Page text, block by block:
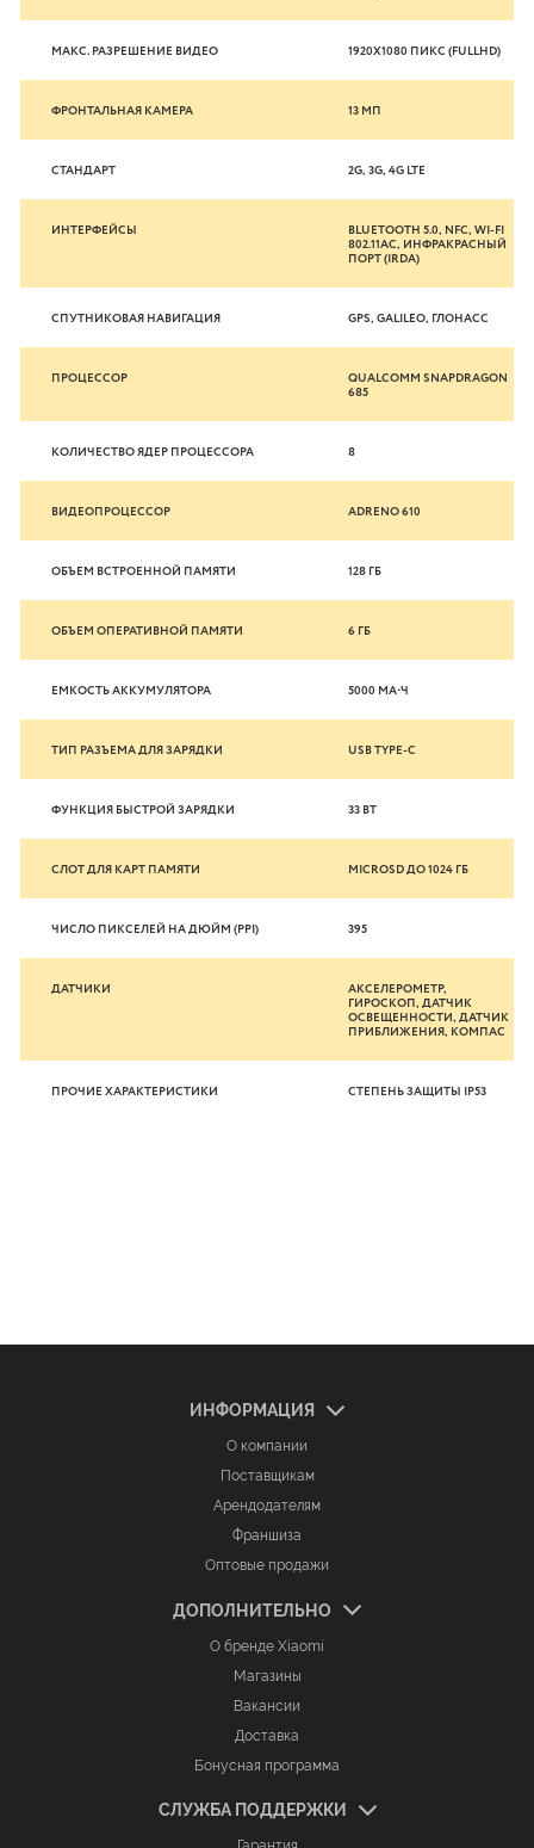
МАКС. РАЗРЕШЕНИЕ ВИДЕО 1920X1080 ПИКС (FULLHD)
ФРОНТАЛЬНАЯ КАМЕРА 13 МП
СТАНДАРТ 2G, 3G, 4G LTE
ИНТЕРФЕЙСЫ
BLUETOOTH 5.0, NFC, WI-FI
802.11AC, ИНФРАКРАСНЫЙ
ПОРТ (IRDA)
СПУТНИКОВАЯ НАВИГАЦИЯ GPS, GALILEO, ГЛОНАСС
ПРОЦЕССОР
QUALCOMM SNAPDRAGON
685
КОЛИЧЕСТВО ЯДЕР ПРОЦЕССОРА 8
ВИДЕОПРОЦЕССОР ADRENO 610
ОБЪЕМ ВСТРОЕННОЙ ПАМЯТИ 128 ГБ
ОБЪЕМ ОПЕРАТИВНОЙ ПАМЯТИ 6 ГБ
ЕМКОСТЬ АККУМУЛЯТОРА 5000 МА⋅Ч
ТИП РАЗЪЕМА ДЛЯ ЗАРЯДКИ USB TYPE-C
ФУНКЦИЯ БЫСТРОЙ ЗАРЯДКИ 33 ВТ
СЛОТ ДЛЯ КАРТ ПАМЯТИ MICROSD ДО 1024 ГБ
ЧИСЛО ПИКСЕЛЕЙ НА ДЮЙМ (PPI) 395
ДАТЧИКИ
АКСЕЛЕРОМЕТР,
ГИРОСКОП, ДАТЧИК
ОСВЕЩЕННОСТИ, ДАТЧИК
ПРИБЛИЖЕНИЯ, КОМПАС
ПРОЧИЕ ХАРАКТЕРИСТИКИ СТЕПЕНЬ ЗАЩИТЫ IP53
ИНФОРМАЦИЯ
О компании
Поставщикам
Арендодателям
Франшиза
Оптовые продажи
ДОПОЛНИТЕЛЬНО
О бренде Xiaomi
Магазины
Вакансии
Доставка
Бонусная программа
СЛУЖБА ПОДДЕРЖКИ